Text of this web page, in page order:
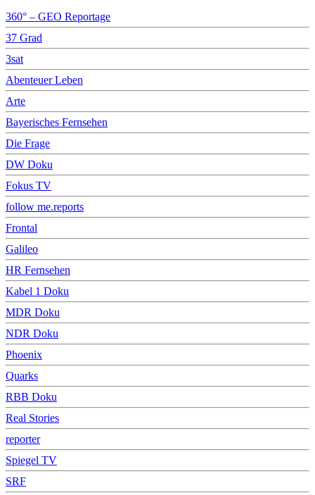
360° – GEO Reportage
37 Grad
3sat
Abenteuer Leben
Arte
Bayerisches Fernsehen
Die Frage
DW Doku
Fokus TV
follow me.reports
Frontal
Galileo
HR Fernsehen
Kabel 1 Doku
MDR Doku
NDR Doku
Phoenix
Quarks
RBB Doku
Real Stories
reporter
Spiegel TV
SRF